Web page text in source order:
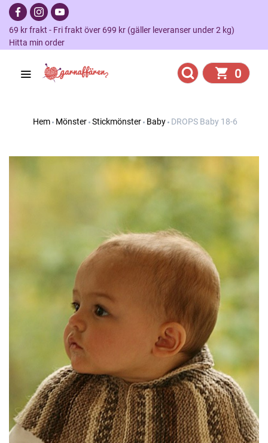
69 kr frakt - Fri frakt över 699 kr (gäller leveranser under 2 kg)
Hitta min order
0
Hem Mönster Stickmönster Baby DROPS Baby 18-6